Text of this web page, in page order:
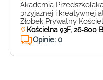
Akademia
przyjaznej i kreatywnej
Żłobek Prywatny
aby dać im szansę na
Przedszkolaka polega
pozwala na rozwijanie
Kościelna 93F, 26-800
Opinie: 0